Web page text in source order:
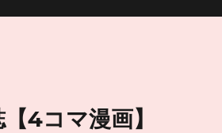
4コマ漫画】